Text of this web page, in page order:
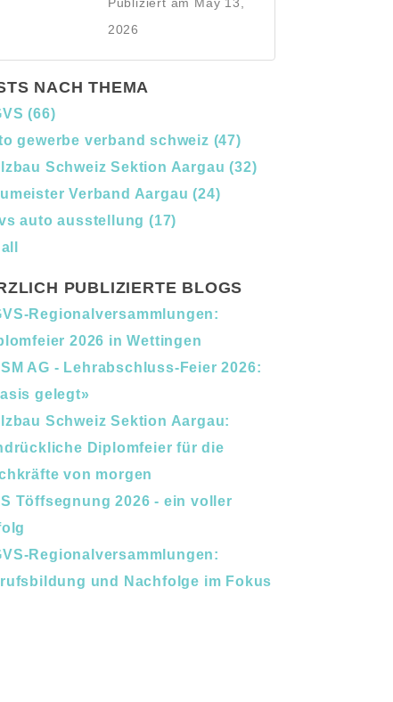
Publiziert am May 13,
2026
NACH THEMA
(66)
gewerbe verband schweiz (47)
Schweiz Sektion Aargau(32)
Verband Aargau(24)
auto ausstellung(17)
PUBLIZIERTE BLOGS
Regionalversammlungen:
2026 in Wettingen
AG - Lehrabschluss-Feier 2026:
gelegt»
Schweiz Sektion Aargau:
Diplomfeier für die
von morgen
Töffsegnung 2026 - ein voller
Regionalversammlungen:
und Nachfolge im Fokus